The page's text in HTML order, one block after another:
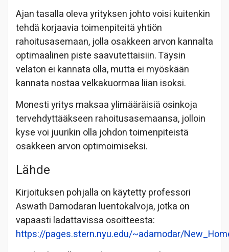
Ajan tasalla oleva yrityksen johto voisi kuitenkin
tehdä korjaavia toimenpiteitä yhtiön
rahoitusasemaan, jolla osakkeen arvon kannalta
optimaalinen piste saavutettaisiin. Täysin
velaton ei kannata olla, mutta ei myöskään
kannata nostaa velkakuormaa liian isoksi.
Monesti yritys maksaa ylimääräisiä osinkoja
tervehdyttääkseen rahoitusasemaansa, jolloin
kyse voi juurikin olla johdon toimenpiteistä
osakkeen arvon optimoimiseksi.
Lähde
Kirjoituksen pohjalla on käytetty professori
Aswath Damodaran luentokalvoja, jotka on
vapaasti ladattavissa osoitteesta:
https://pages.stern.nyu.edu/~adamodar/